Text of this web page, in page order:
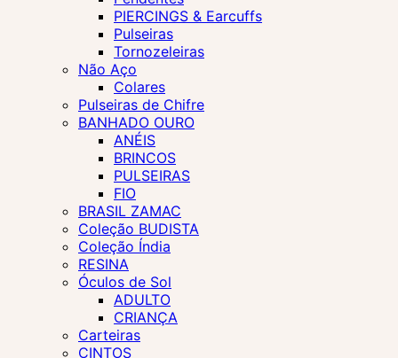
PIERCINGS & Earcuffs
Pulseiras
Tornozeleiras
Não Aço
Colares
Pulseiras de Chifre
BANHADO OURO
ANÉIS
BRINCOS
PULSEIRAS
FIO
BRASIL ZAMAC
Coleção BUDISTA
Coleção Índia
RESINA
Óculos de Sol
ADULTO
CRIANÇA
Carteiras
CINTOS